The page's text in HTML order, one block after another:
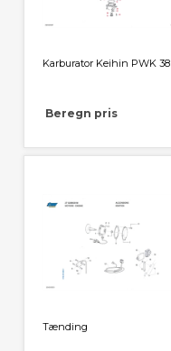
Karburator Keihin PWK 38
Beregn pris
Tænding